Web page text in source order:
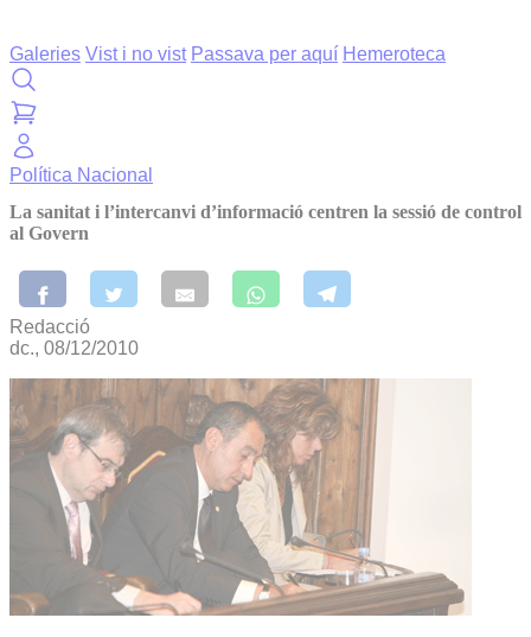
Galeries Vist i no vist Passava per aquí Hemeroteca
Política Nacional
La sanitat i l’intercanvi d’informació centren la sessió de control
al Govern
Redacció
dc., 08/12/2010